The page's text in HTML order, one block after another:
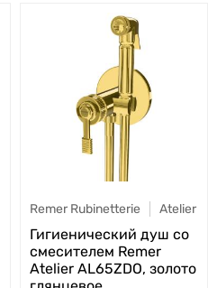
Remer Rubinetterie Atelier
Гигиенический душ со
смесителем Remer
Atelier AL65ZDO, золото